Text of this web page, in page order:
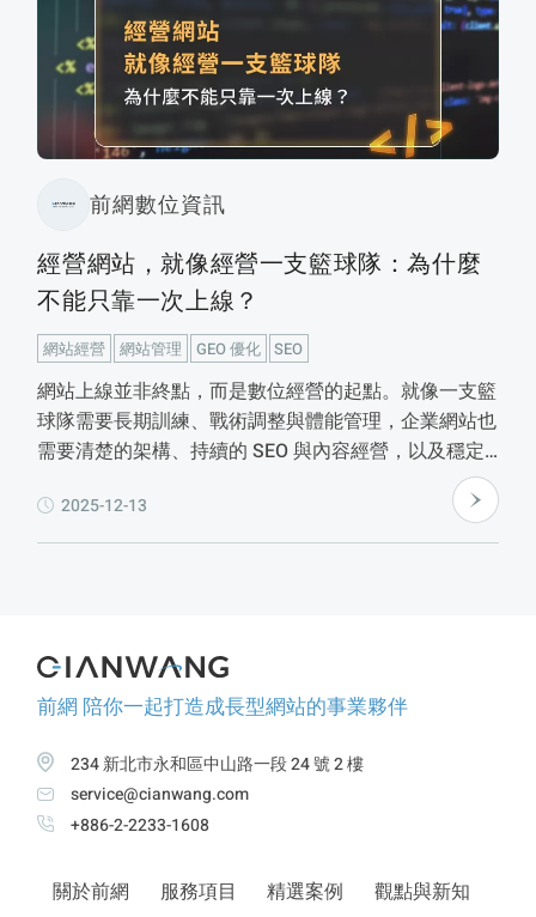
前網數位資訊
經營網站，就像經營一支籃球隊：為什麼
不能只靠一次上線？
網站經營 網站管理 GEO 優化 SEO
網站上線並非終點，而是數位經營的起點。就像一支籃
球隊需要長期訓練、戰術調整與體能管理，企業網站也
需要清楚的架構、持續的 SEO 與內容經營，以及穩定
的維運與效能優化，才能在搜尋引擎與 AI 搜尋時代中
累積長期價值。
2025-12-13
前網 陪你一起打造成長型網站的事業夥伴
234 新北市永和區中山路一段 24 號 2 樓
service@cianwang.com
+886-2-2233-1608
關於前網 服務項目 精選案例 觀點與新知